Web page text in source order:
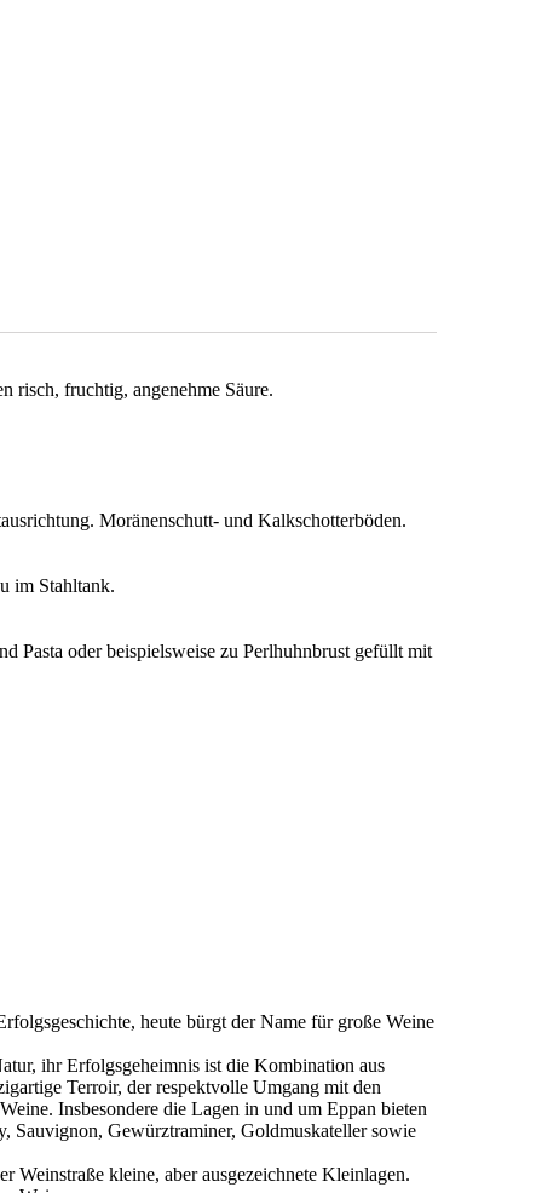
risch, fruchtig, angenehme Säure.
Moränenschutt- und Kalkschotterböden.
im Stahltank.
Pasta oder beispielsweise zu Perlhuhnbrust gefüllt mit
heute bürgt der Name für große Weine
ihr Erfolgsgeheimnis ist die Kombination aus
Terroir, der respektvolle Umgang mit den
Insbesondere die Lagen in und um Eppan bieten
Sauvignon, Gewürztraminer, Goldmuskateller sowie
Weinstraße kleine, aber ausgezeichnete Kleinlagen.